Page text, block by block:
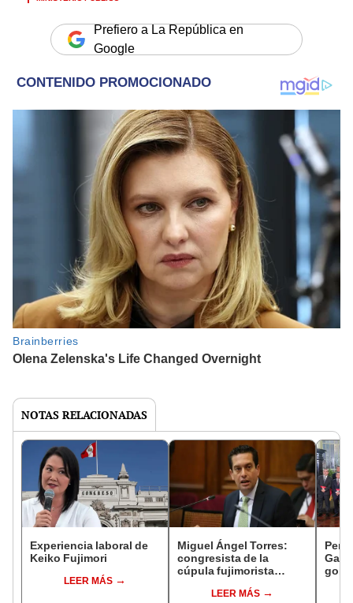
Prefiero a La República en
Google
NOTAS RELACIONADAS
Experiencia laboral de
Keiko Fujimori
LEER MÁS
Miguel Ángel Torres:
congresista de la
cúpula fujimorista
del SenadoLEER MÁS